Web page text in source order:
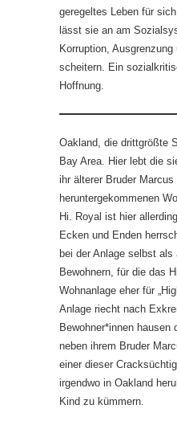
geregeltes Leben für
lässt sie an am
Korruption,
scheitern. Ein
Hoffnung.
Oakland, die drittgrößte
Bay Area. Hier lebt die
ihr älterer Bruder Marcus
heruntergekommenen
Hi. Royal ist hier
Ecken und Enden
bei der Anlage selbst als
Bewohnern, für die das
Wohnanlage eher für
Anlage riecht nach
Bewohner*innen
neben ihrem Bruder
einer dieser
irgendwo in Oakland
Kind zu kümmern.